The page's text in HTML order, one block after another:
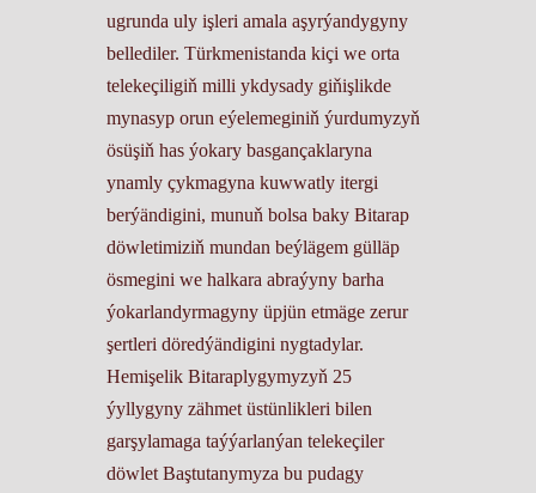
ugrunda uly işleri amala aşyrýandygyny
bellediler. Türkmenistanda kiçi we orta
telekeçiligiň milli ykdysady giňişlikde
mynasyp orun eýelemeginiň ýurdumyzyň
ösüşiň has ýokary basgançaklaryna
ynamly çykmagyna kuwwatly itergi
berýändigini, munuň bolsa baky Bitarap
döwletimiziň mundan beýlägem gülläp
ösmegini we halkara abraýyny barha
ýokarlandyrmagyny üpjün etmäge zerur
şertleri döredýändigini nygtadylar.
Hemişelik Bitaraplygymyzyň 25
ýyllygyny zähmet üstünlikleri bilen
garşylamaga taýýarlanýan telekeçiler
döwlet Baştutanymyza bu pudagy